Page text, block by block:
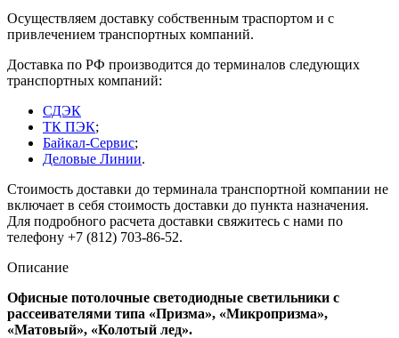
Осуществляем доставку собственным траспортом и с
привлечением транспортных компаний.
Доставка по РФ производится до терминалов следующих
транспортных компаний:
СДЭК
ТК ПЭК;
Байкал-Сервис;
Деловые Линии.
Стоимость доставки до терминала транспортной компании не
включает в себя стоимость доставки до пункта назначения.
Для подробного расчета доставки свяжитесь с нами по
телефону +7 (812) 703-86-52.
Описание
Офисные потолочные светодиодные светильники с
рассеивателями типа «Призма», «Микропризма»,
«Матовый», «Колотый лед».